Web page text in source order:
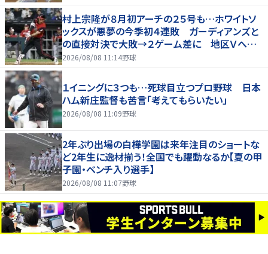
村上宗隆が８月初アーチの２５号も…ホワイトソ
ックスが悪夢の今季初４連敗 ガーディアンズと
の直接対決で大敗→２ゲーム差に 地区Ｖへ正
念場に
2026/08/08 11:14野球
１イニングに３つも…死球目立つプロ野球 日本
ハム新庄監督も苦言「考えてもらいたい」
2026/08/08 11:09野球
2年ぶり出場の白樺学園は来年注目のショートな
ど2年生に逸材揃う！全国でも躍動なるか【夏の甲
子園・ベンチ入り選手】
2026/08/08 11:07野球